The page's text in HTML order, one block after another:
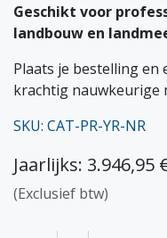
Geschikt voor
landbouw en
Plaats je bestelling en
krachtig nauwkeurige
SKU: CAT-PR-YR-NR
Jaarlijks: 3.946,95
(Exclusief btw)